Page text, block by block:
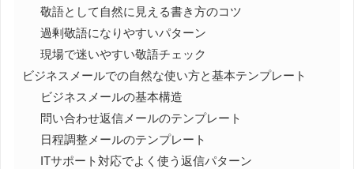
敬語として自然に見える書き方のコツ
過剰敬語になりやすいパターン
現場で迷いやすい敬語チェック
ビジネスメールでの自然な使い方と基本テンプレート
ビジネスメールの基本構造
問い合わせ返信メールのテンプレート
日程調整メールのテンプレート
ITサポート対応でよく使う返信パターン